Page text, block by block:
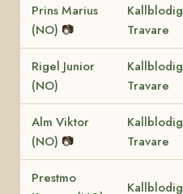
Prins Marius
(NO) 📷
Kallblodig
Travare
Rigel Junior
(NO)
Kallblodig
Travare
Alm Viktor
(NO) 📷
Kallblodig
Travare
Prestmo
Kallblodig